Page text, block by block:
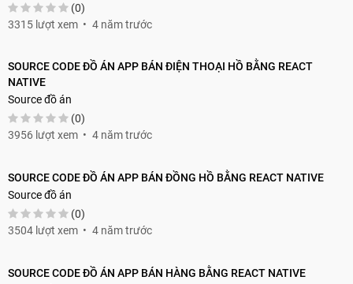
(0)
3315 lượt xem
4 năm trước
SOURCE CODE ĐỒ ÁN APP BÁN ĐIỆN THOẠI HỒ BẰNG REACT
NATIVE
Source đồ án
(0)
3956 lượt xem
4 năm trước
SOURCE CODE ĐỒ ÁN APP BÁN ĐỒNG HỒ BẰNG REACT NATIVE
Source đồ án
(0)
3504 lượt xem
4 năm trước
SOURCE CODE ĐỒ ÁN APP BÁN HÀNG BẰNG REACT NATIVE